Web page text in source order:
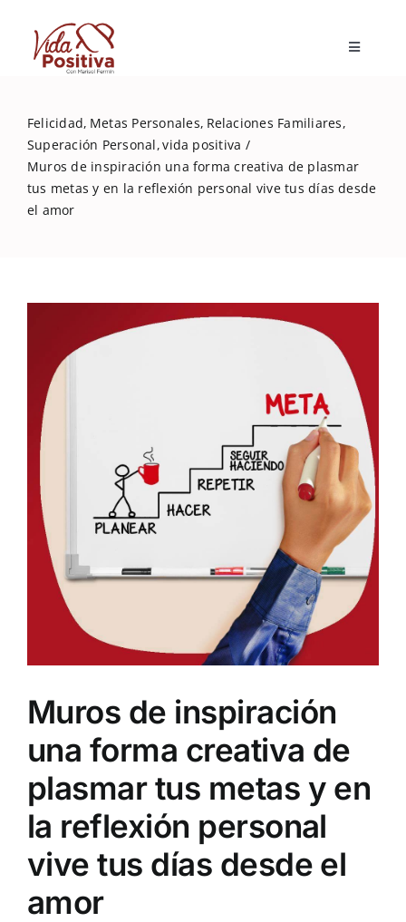
content
Toggle
Capacitaciones
Felicidad Metas Personales Relaciones Familiares
Superación Personal vida positiva
Muros de inspiración una forma creativa de plasmar
tus metas y en la reflexión personal vive tus días desde
el amor
Muros de inspiración
una forma creativa de
plasmar tus metas y en
la reflexión personal
vive tus días desde el
amor